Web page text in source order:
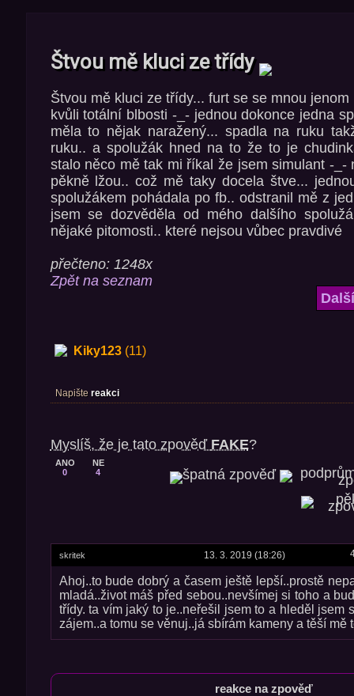
Štvou mě kluci ze třídy
Štvou mě kluci ze třídy... furt se se mnou
kvůli totální blbosti -_- jednou dokonce jedna
měla to nějak naražený... spadla na ruku
ruku.. a spolužák hned na to že to je
stalo něco mě tak mi říkal že jsem simulant -_-
pěkně lžou.. což mě taky docela štve...
spolužákem pohádala po fb.. odstranil mě z
jsem se dozvěděla od mého dalšího
nějaké pitomosti.. které nejsou vůbec pravdivé
přečteno: 1248x
Zpět na seznam
Kiky123(11)
Napište reakci
Myslíš, že je tato zpověď FAKE?
ANO
0
NE
4
skritek 13. 3. 2019 (18:26)
Ahoj..to bude dobrý a časem ještě lepší..prostě
mladá..život máš před sebou..nevšímej si toho a
třídy. ta vím jaký to je..neřešil jsem to a hleděl jsem
zájem..a tomu se věnuj..já sbírám kameny a těší mě
reakce na zpověď